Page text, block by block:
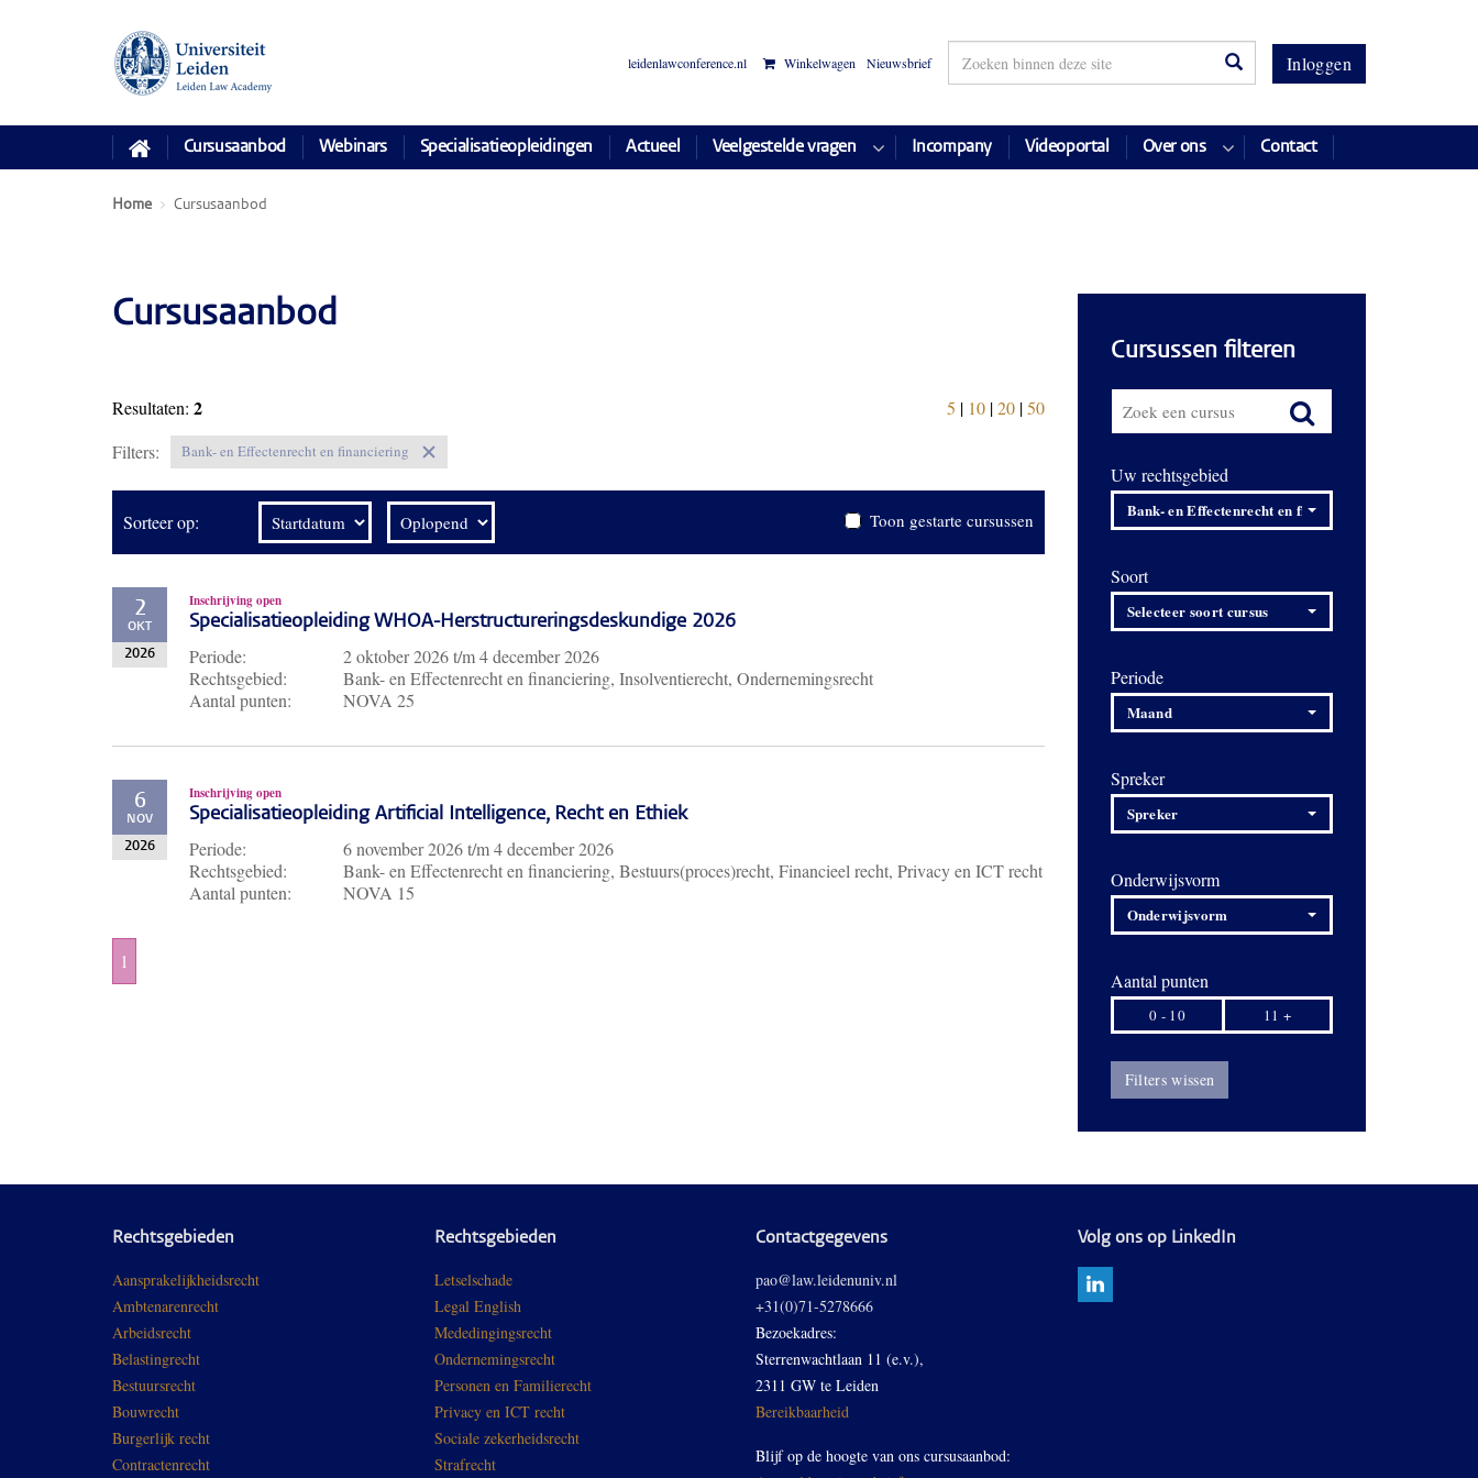
Inloggen
leidenlawconference.nl Winkelwagen Nieuwsbrief
Cursusaanbod Webinars Specialisatieopleidingen Actueel Veelgestelde vragen Incompany Videoportal Over ons Contact
Home Cursusaanbod
Cursusaanbod
Resultaten: 2 5 | 10|20|50
Filters:
Bank- en Effectenrecht en financiering
Sorteer op: Toon gestarte cursussen
2
OKT
2026
Inschrijving open
Specialisatieopleiding WHOA-Herstructureringsdeskundige 2026
Periode: 2 oktober 2026t/m4 december 2026
Rechtsgebied:
Bank- en Effectenrecht en financiering, Insolventierecht, Ondernemingsrecht
Aantal punten:
NOVA 25
6
NOV
2026
Inschrijving open
Specialisatieopleiding Artificial Intelligence, Recht en Ethiek
Periode: 6 november 2026t/m4 december 2026
Rechtsgebied:
Bank- en Effectenrecht en financiering, Bestuurs(proces)recht, Financieel recht, Privacy en ICT recht
Aantal punten:
NOVA 15
1
Cursussen filteren
Uw rechtsgebied
Bank- en Effectenrecht en financiering
Soort
Selecteer soort cursus
Periode
Maand
Spreker
Spreker
Onderwijsvorm
Onderwijsvorm
Aantal punten
0 - 10 11 +
Filters wissen
Rechtsgebieden
Aansprakelijkheidsrecht
Ambtenarenrecht
Arbeidsrecht
Belastingrecht
Bestuursrecht
Bouwrecht
Burgerlijk recht
Contractenrecht
Rechtsgebieden
Letselschade
Legal English
Mededingingsrecht
Ondernemingsrecht
Personen en Familierecht
Privacy en ICT recht
Sociale zekerheidsrecht
Strafrecht
Contactgegevens
pao@law.leidenuniv.nl
+31(0)71-5278666
Bezoekadres:
Sterrenwachtlaan 11 (e.v.),
2311 GW te Leiden
Bereikbaarheid
Blijf op de hoogte van ons cursusaanbod:
Volg ons op LinkedIn